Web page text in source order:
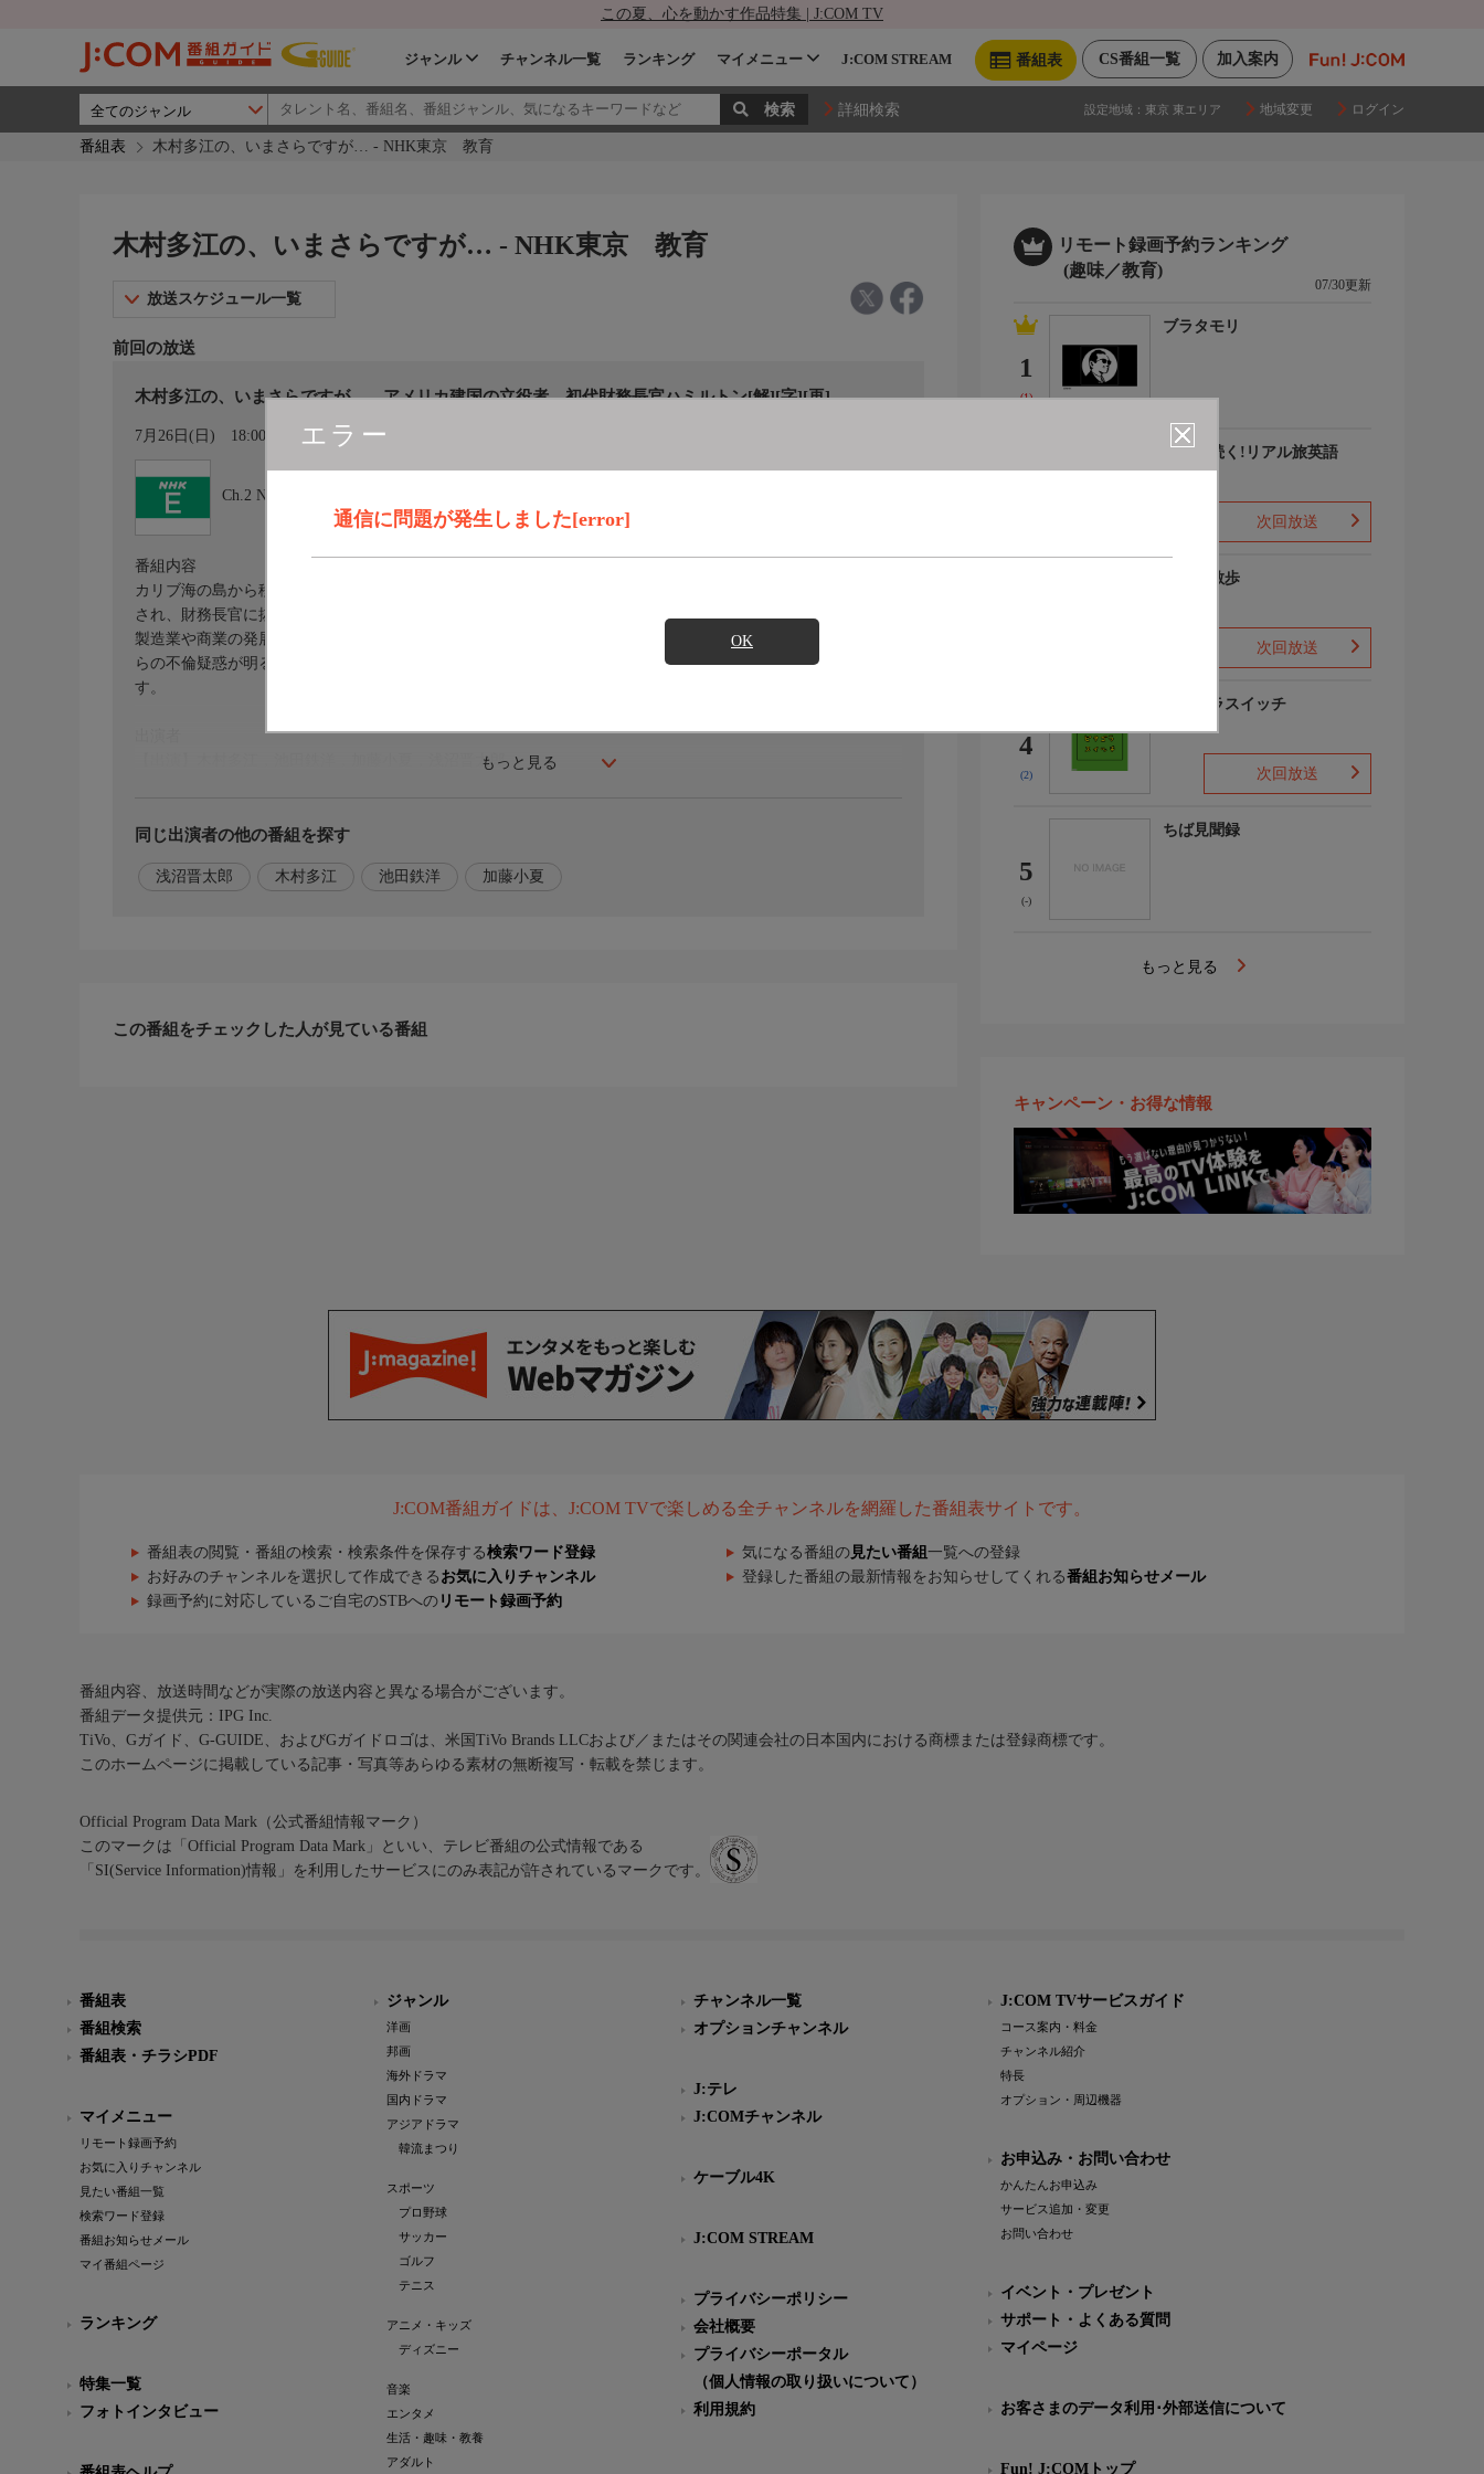
この夏、心を動かす作品特集 | J:COM TV
加入案内
CS番組一覧
番組表
ジャンル チャンネル一覧 ランキング マイメニュー J:COM STREAM
詳細検索 設定地域： 東京 東エリア 地域変更 ログイン
番組表 木村多江の、いまさらですが… - NHK東京 教育
エラー
通信に問題が発生しました[error]
OK
木村多江の、いまさらですが… - NHK東京 教育
放送スケジュール一覧
前回の放送
木村多江の、いまさらですが… アメリカ建国の立役者 初代財務長官ハミルトン[解][字][再]
7月26日(日) 18:00〜18:30 カレンダー登録
Ch.2 NHK東京 教育
もっと見る
番組内容
カリブ海の島から移民としてアメリカに渡ったハミルトンは、独立戦争参戦後、初代大統領ワシントンに重用
され、財務長官に抜擢されます。目指したのは、アメリカを「豊かな経済大国」へと押し上げることでした。
製造業や商業の発展に力を尽くしますが農業中心の南部出身、ジェファーソンらと対立。激しい抗争の中、自
らの不倫疑惑が明るみになるなど苦難に直面します。しかし“正義”を貫き、決闘により痛ましい最期を迎えま
す。
【出演】木村多江，池田鉄洋，加藤小夏，浅沼晋太郎
同じ出演者の他の番組を探す
浅沼晋太郎 木村多江 池田鉄洋 加藤小夏
この番組をチェックした人が見ている番組
リモート録画予約ランキング
(趣味／教育)
07/30更新
1
(1)
ブラタモリ
会話が続く!リアル旅英語
次回放送
じゅん散歩
次回放送
4
(2)
ピタゴラスイッチ
次回放送
5
(-)
ちば見聞録
もっと見る
キャンペーン・お得な情報
J:COM番組ガイドは、J:COM TVで楽しめる全チャンネルを網羅した番組表サイトです。
番組表の閲覧・番組の検索・検索条件を保存する検索ワード登録 気になる番組の 見たい番組 一覧への登録
お好みのチャンネルを選択して作成できる お気に入りチャンネル 登録した番組の最新情報をお知らせしてくれる番組お知らせメール
録画予約に対応しているご自宅のSTBへの リモート録画予約
番組内容、放送時間などが実際の放送内容と異なる場合がございます。
番組データ提供元：IPG Inc.
TiVo、Gガイド、G-GUIDE、およびGガイドロゴは、米国TiVo Brands LLCおよび／またはその関連会社の日本国内における商標または登録商標です。
このホームページに掲載している記事・写真等あらゆる素材の無断複写・転載を禁じます。
Official Program Data Mark（公式番組情報マーク）
このマークは「Official Program Data Mark」といい、テレビ番組の公式情報である
「SI(Service Information)情報」を利用したサービスにのみ表記が許されているマークです。
番組表
番組検索
番組表・チラシPDF
マイメニュー
リモート録画予約
お気に入りチャンネル
見たい番組一覧
検索ワード登録
番組お知らせメール
マイ番組ページ
ランキング
特集一覧
フォトインタビュー
ジャンル
洋画
邦画
海外ドラマ
国内ドラマ
アジアドラマ
韓流まつり
スポーツ
プロ野球
サッカー
ゴルフ
テニス
アニメ・キッズ
ディズニー
音楽
エンタメ
生活・趣味・教養
アダルト
チャンネル一覧
オプションチャンネル
J:テレ
J:COMチャンネル
ケーブル4K
J:COM STREAM
プライバシーポリシー
会社概要
プライバシーポータル
（個人情報の取り扱いについて）
利用規約
J:COM TVサービスガイド
コース案内・料金
チャンネル紹介
特長
オプション・周辺機器
お申込み・お問い合わせ
かんたんお申込み
サービス追加・変更
お問い合わせ
イベント・プレゼント
サポート・よくある質問
マイページ
お客さまのデータ利用･外部送信について
Fun! J:COMトップ